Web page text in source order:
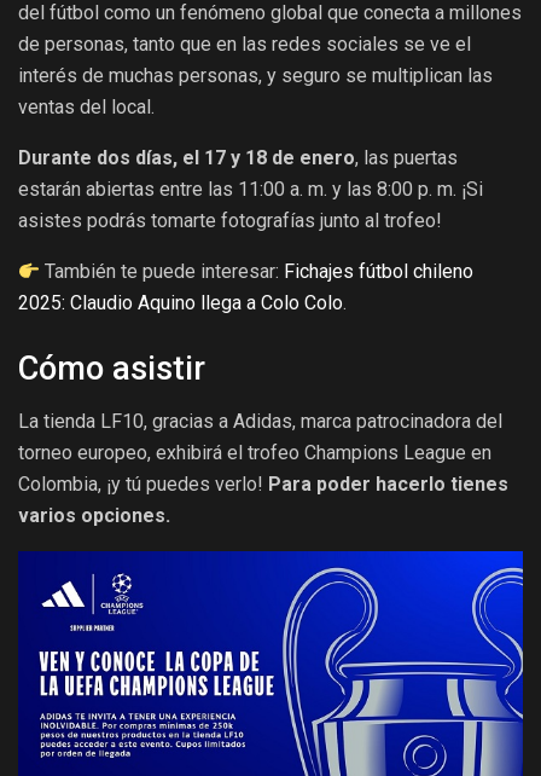
del fútbol como un fenómeno global que conecta a millones
de personas, tanto que en las redes sociales se ve el
interés de muchas personas, y seguro se multiplican las
ventas del local.
Durante dos días, el 17 y 18 de enero, las puertas
estarán abiertas entre las 11:00 a. m. y las 8:00 p. m. ¡Si
asistes podrás tomarte fotografías junto al trofeo!
También te puede interesar: Fichajes fútbol chileno
2025: Claudio Aquino llega a Colo Colo.
Cómo asistir
La tienda LF10, gracias a Adidas, marca patrocinadora del
torneo europeo, exhibirá el trofeo Champions League en
Colombia, ¡y tú puedes verlo! Para poder hacerlo tienes
varios opciones.